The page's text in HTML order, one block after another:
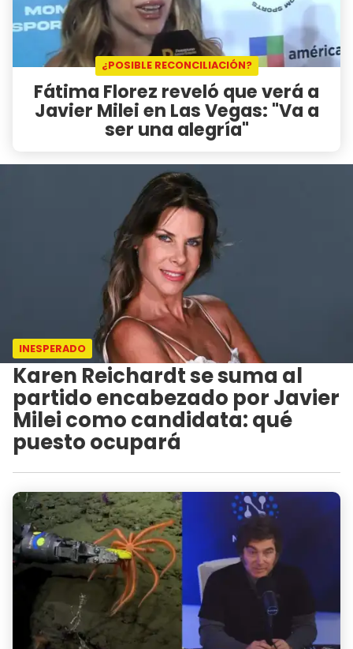
¿POSIBLE RECONCILIACIÓN?
Fátima Florez reveló que verá a
Javier Milei en Las Vegas: "Va a
ser una alegría"
INESPERADO
Karen Reichardt se suma al
partido encabezado por Javier
Milei como candidata: qué
puesto ocupará